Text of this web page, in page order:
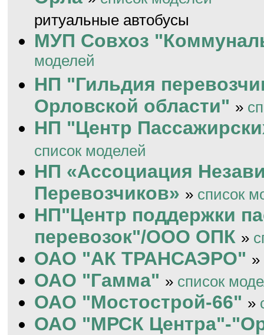
ритуальные автобусы
МУП Совхоз
моделей
НП "Гильдия
Орловской области" »
НП "Центр
список моделей
НП «Ассоциация
Перевозчиков» » список
НП"Центр поддержки
перевозок"/ООО ОПК »
ОАО "АК ТРАНСАЭРО" »
ОАО "Гамма" » список
ОАО "Мостострой-66" »
ОАО "МРСК Центра"-